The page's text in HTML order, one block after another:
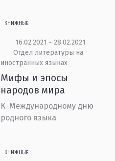
КНИЖНЫЕ
16.02.2021 - 28.02.2021
Отдел литературы на
иностранных языках
Мифы и эпосы
народов мира
К Международному дню
родного языка
КНИЖНЫЕ